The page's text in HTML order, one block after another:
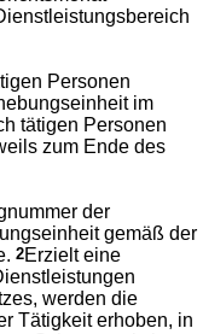
Personen
im
tätigen Personen
zum Ende des
der
gemäß der
2Erzielt eine
werden die
Tätigkeit erhoben, in